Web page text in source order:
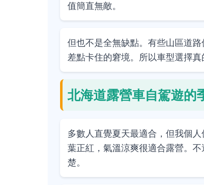
值簡直無敵。
但也不是全無缺點。有些山區道
差點卡住的窘境。所以車型選擇真
北海道露營車自駕遊的
多數人直覺夏天最適合，但我個
葉正紅，氣溫涼爽很適合露營。
楚。